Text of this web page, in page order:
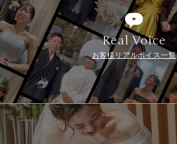
Real Voice
お客様リアルボイス一覧